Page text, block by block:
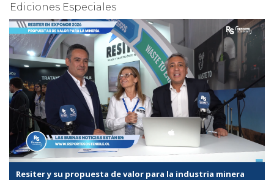
Ediciones Especiales
Resiter y su propuesta de valor para la industria minera